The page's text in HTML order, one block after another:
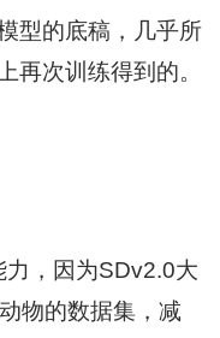
型的底稿，几乎所
再次训练得到的。
，因为SDv2.0大
物的数据集，减